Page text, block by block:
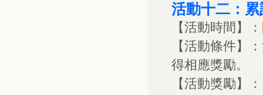
活動十二：
【活動時間】：
【活動條件】
得相應獎勵。
【活動獎勵】：